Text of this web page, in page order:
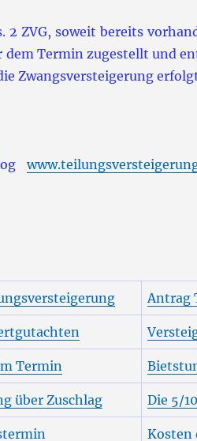
2 ZVG, soweit bereits
Termin zugestellt und
Zwangsversteigerung
Antrag
Termin
über Zuschlag Die 5/
Kosten